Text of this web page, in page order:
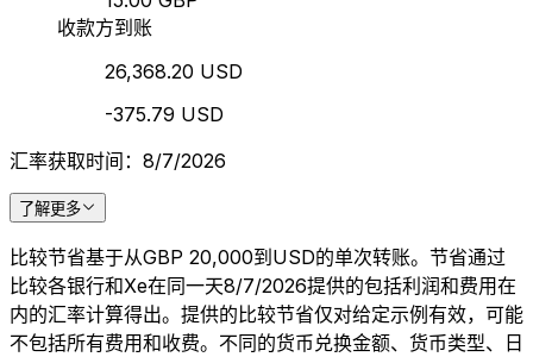
收款方到账
26,368.20 USD
-375.79 USD
汇率获取时间：8/7/2026
了解更多
比较节省基于从GBP 20,000到USD的单次转账。节省通过
比较各银行和Xe在同一天8/7/2026提供的包括利润和费用在
内的汇率计算得出。提供的比较节省仅对给定示例有效，可能
不包括所有费用和收费。不同的货币兑换金额、货币类型、日